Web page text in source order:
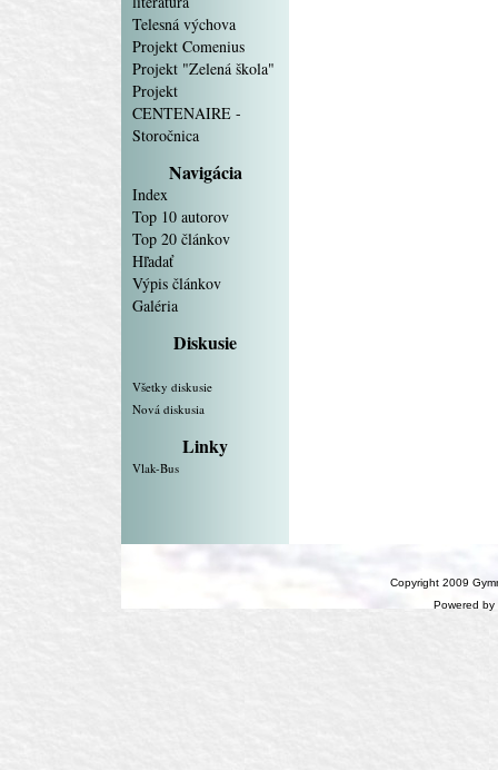
Telesná výchova
Projekt Comenius
Projekt "Zelená škola"
Projekt
CENTENAIRE -
Storočnica
Navigácia
Index
Top 10 autorov
Top 20 článkov
Hľadať
Výpis článkov
Galéria
Diskusie
Všetky diskusie
Nová diskusia
Linky
Vlak-Bus
Copyright 2009
Powered by